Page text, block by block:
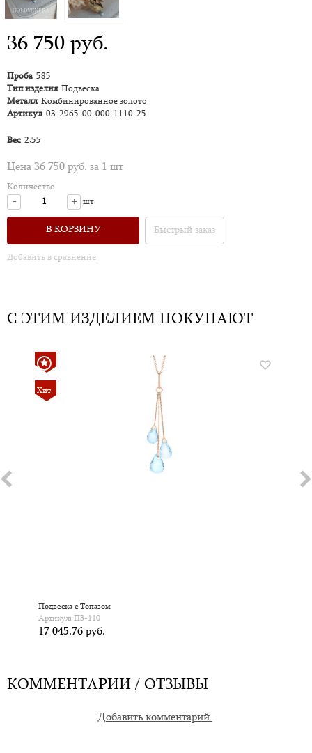
36 750 руб.
Проба 585
Тип изделия Подвеска
Металл Комбинированное золото
Артикул 03-2965-00-000-1110-25
Вес 2,55
Цена 36 750 руб. за 1 шт
Количество
-
+ шт
В КОРЗИНУ Быстрый заказ
Добавить в сравнение
С ЭТИМ ИЗДЕЛИЕМ ПОКУПАЮТ
Хит
Подвеска с Топазом
Артикул: П3-110
17 045.76 руб.
КОММЕНТАРИИ / ОТЗЫВЫ
Добавить комментарий